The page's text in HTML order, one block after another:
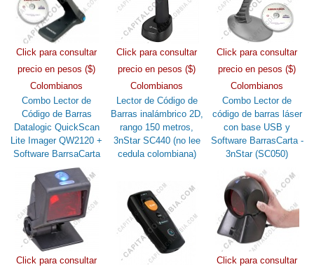
Click para consultar
precio en pesos ($)
Colombianos
Combo Lector de
Código de Barras
Datalogic QuickScan
Lite Imager QW2120 +
Software BarrsaCarta
Click para consultar
precio en pesos ($)
Colombianos
Lector de Código de
Barras inalámbrico 2D,
rango 150 metros,
3nStar SC440 (no lee
cedula colombiana)
Click para consultar
precio en pesos ($)
Colombianos
Combo Lector de
código de barras láser
con base USB y
Software BarrasCarta -
3nStar (SC050)
Click para consultar
Click para consultar